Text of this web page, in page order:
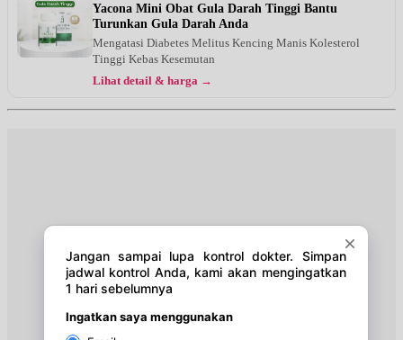
Yacona Mini Obat Gula Darah Tinggi Bantu
Turunkan Gula Darah Anda
Mengatasi Diabetes Melitus Kencing Manis Kolesterol
Tinggi Kebas Kesemutan
Lihat detail & harga →